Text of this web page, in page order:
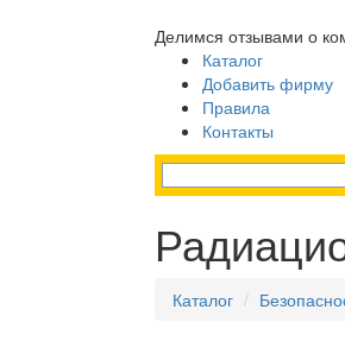
Делимся отзывами о
Каталог
Добавить фирму
Правила
Контакты
Каталог